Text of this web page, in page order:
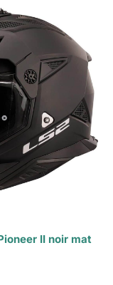
II noir mat